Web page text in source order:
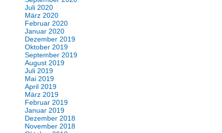
Juli 2020
März 2020
Februar 2020
Januar 2020
Dezember 2019
Oktober 2019
September 2019
August 2019
Juli 2019
Mai 2019
April 2019
März 2019
Februar 2019
Januar 2019
Dezember 2018
November 2018